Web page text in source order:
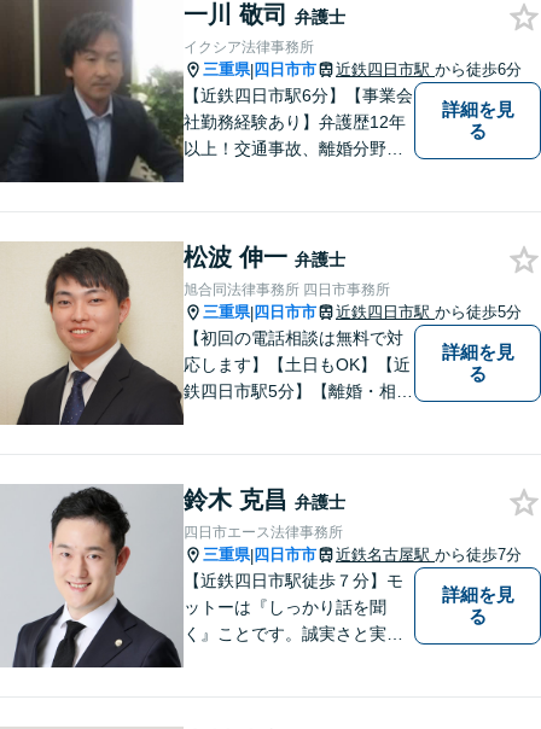
して、一緒に解決方法を考え
る手助けをさせていただけれ
ばと思いますので、お気軽に
ご相談ください。
一川 敬司 弁護士
イクシア法律事務所
三重県| 四日市市 近鉄四日市駅 から徒歩6分
【近鉄四日市駅6分】【事業会
社勤務経験あり】弁護歴12年
以上！交通事故、離婚分野に
す。明瞭会計を心がけていま
す。まずはお気軽にご相談
を！
詳細を見
る
松波 伸一 弁護士
旭合同法律事務所 四日市事務所
三重県| 四日市市 近鉄四日市駅 から徒歩5分
【初回の電話相談は無料で対
応します】【土日もOK】【近
鉄四日市駅5分】【離婚・相続
刑事事件全般】双方ともに納
得する解決を目指します【交
通事故】示談金の増額に向け
尽力
詳細を見
る
鈴木 克昌 弁護士
四日市エース法律事務所
三重県| 四日市市 近鉄名古屋駅 から徒歩7分
【近鉄四日市駅徒歩７分】モ
ットーは『しっかり話を聞
く』ことです。誠実さと実直
詳細を見
る